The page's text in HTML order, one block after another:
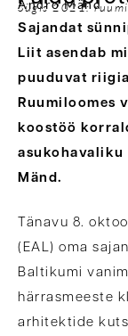
Andro Mänd
Sügis 2021:
Sajandat
Liit asendab
puuduvat
Ruumiloomes
koostöö
Mänd.
Tänavu 8.
(EAL) oma
Baltikumi
härrasmeeste
arhitektide